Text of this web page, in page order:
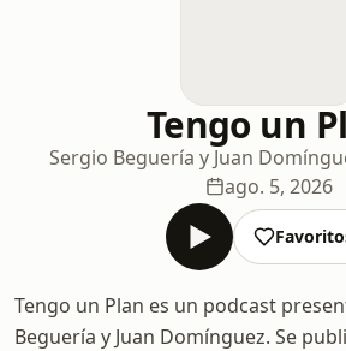
Tengo un
Sergio Beguería y Juan
ago. 5, 2026
Tengo un Plan es un podcast
Beguería y Juan Domínguez. Se